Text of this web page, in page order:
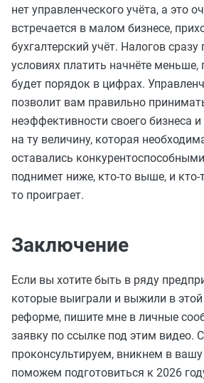
нет управленческого учёта, а это
встречается в малом бизнесе,
бухгалтерский учёт. Налогов
условиях платить начнёте меньше,
будет порядок в цифрах.
позволит вам правильно
неэффективности своего бизнеса
на ту величину, которая
оставались
поднимет ниже, кто-то выше, и кто-
то проиграет.
Заключение
Если вы хотите быть в ряду
которые выиграли и выжили в этой
реформе, пишите мне в личные
заявку по ссылке под этим видео.
проконсультируем, вникнем в
поможем подготовиться к 2026